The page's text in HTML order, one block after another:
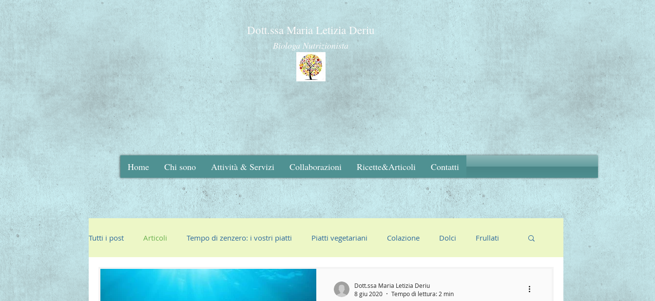
Dott.ssa Maria Letizia Deriu
Biologa Nutrizionista
Mangiare in salute
Benessere e nutrizione per uno stile di vita sano!
Home Chi sono Attività & Servizi Collaborazioni Ricette&Articoli Contatti
Tutti i post Articoli Tempo di zenzero: i vostri piatti Piatti vegetariani Colazione Dolci Frullati
Piatti unici Primi Piatti Secondi piatti
Dott.ssa Maria Letizia Deriu
8 giu 2020
Tempo di lettura: 2 min